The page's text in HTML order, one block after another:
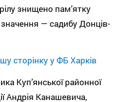
знищено пам’ятку
значення — садибу Донців-
сторінку у ФБ Харків
Куп’янської районної
Андрія Канашевича,